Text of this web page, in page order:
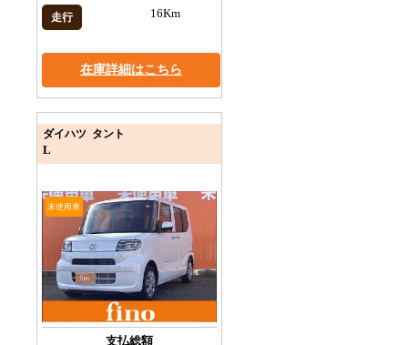
走行 16Km
在庫詳細はこちら
ダイハツ タント
L
未使用車
支払総額